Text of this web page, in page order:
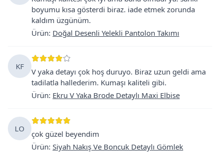
boyumu kısa gösterdi biraz. iade etmek zorunda
kaldım üzgünüm.
Ürün: Doğal Desenli Yelekli Pantolon Takımı
KF
V yaka detayı çok hoş duruyo. Biraz uzun geldi ama
tadilatla hallederim. Kumaşı kaliteli gibi.
Ürün: Ekru V Yaka Brode Detaylı Maxi Elbise
LO
çok güzel beyendim
Ürün: Siyah Nakış Ve Boncuk Detaylı Gömlek